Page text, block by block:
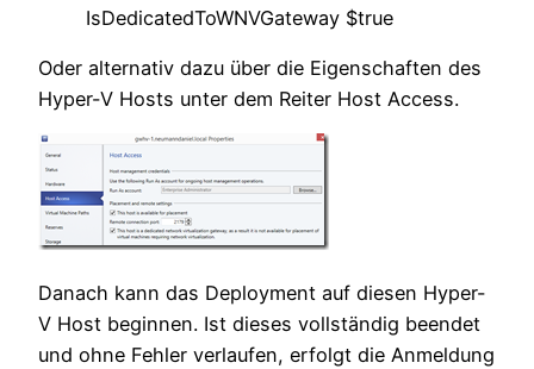
IsDedicatedToWNVGateway $true
Oder alternativ dazu über die Eigenschaften des
Hyper-V Hosts unter dem Reiter Host Access.
Danach kann das Deployment auf diesen Hyper-
V Host beginnen. Ist dieses vollständig beendet
und ohne Fehler verlaufen, erfolgt die Anmeldung